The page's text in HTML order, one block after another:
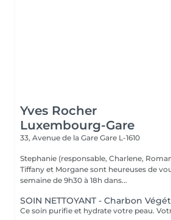
Yves Rocher
Luxembourg-Gare
33, Avenue de la Gare Gare L-1610
Stephanie (responsable, Charlene,
Tiffany et Morgane sont heureuses de
semaine de 9h30 à 18h dans...
SOIN NETTOYANT - Charbon